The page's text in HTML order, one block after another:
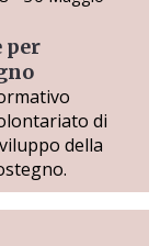
per
di
della